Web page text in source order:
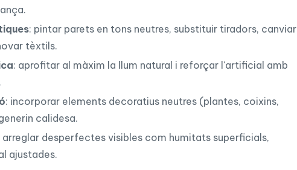
: pintar parets en tons neutres, substituir tiradors, canviar
tèxtils.
: aprofitar al màxim la llum natural i reforçar l'artificial amb
: incorporar elements decoratius neutres (plantes, coixins,
calidesa.
arreglar desperfectes visibles com humitats superficials,
ajustades.